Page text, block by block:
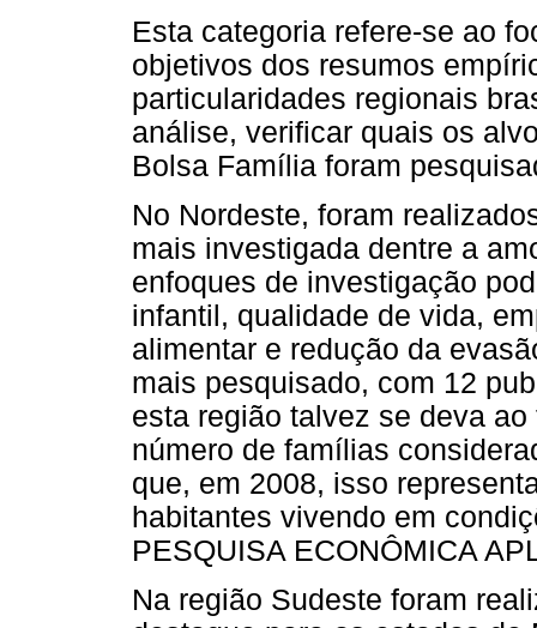
Esta categoria refere-se ao
objetivos dos resumos
particularidades regionais
análise, verificar quais os
Bolsa Família foram
No Nordeste, foram
mais investigada dentre a
enfoques de investigação
infantil, qualidade de vida,
alimentar e redução da
mais pesquisado, com 12
esta região talvez se deva
número de famílias
que, em 2008, isso
habitantes vivendo em
PESQUISA ECONÔMICA
Na região Sudeste foram